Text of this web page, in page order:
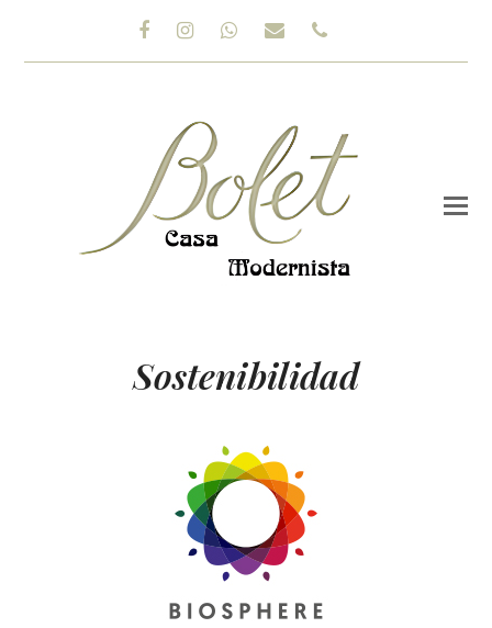
FacebookInstagramWhatsapp
Correo
electrónico
Teléfono
Sostenibilidad